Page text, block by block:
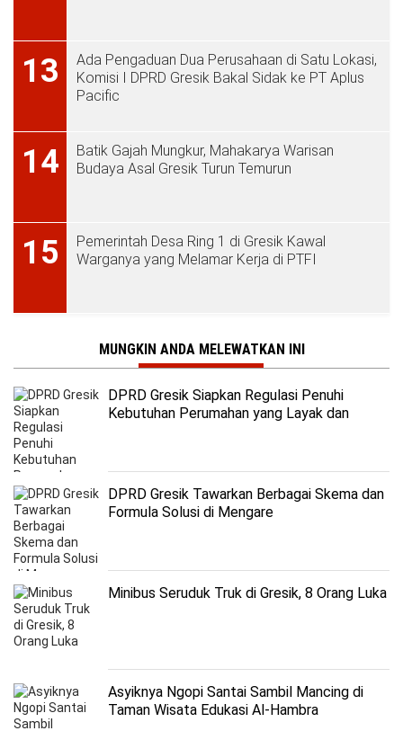
13
Ada Pengaduan Dua Perusahaan di Satu Lokasi,
Komisi I DPRD Gresik Bakal Sidak ke PT Aplus
Pacific
14
Batik Gajah Mungkur, Mahakarya Warisan
Budaya Asal Gresik Turun Temurun
15
Pemerintah Desa Ring 1 di Gresik Kawal
Warganya yang Melamar Kerja di PTFI
MUNGKIN ANDA MELEWATKAN INI
DPRD Gresik Siapkan Regulasi Penuhi
Kebutuhan Perumahan yang Layak dan
DPRD Gresik Tawarkan Berbagai Skema dan
Formula Solusi di Mengare
Minibus Seruduk Truk di Gresik, 8 Orang Luka
Asyiknya Ngopi Santai Sambil Mancing di
Taman Wisata Edukasi Al-Hambra